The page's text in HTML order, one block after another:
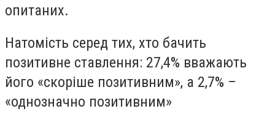
опитаних.
Натомість серед тих, хто бачить
позитивне ставлення: 27,4% вважають
його «скоріше позитивним», а 2,7% –
«однозначно позитивним»